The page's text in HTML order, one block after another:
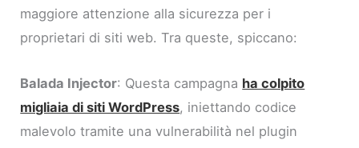
maggiore attenzione alla sicurezza per i
proprietari di siti web. Tra queste, spiccano:
Balada Injector: Questa campagna ha colpito
migliaia di siti WordPress, iniettando codice
malevolo tramite una vulnerabilità nel plugin